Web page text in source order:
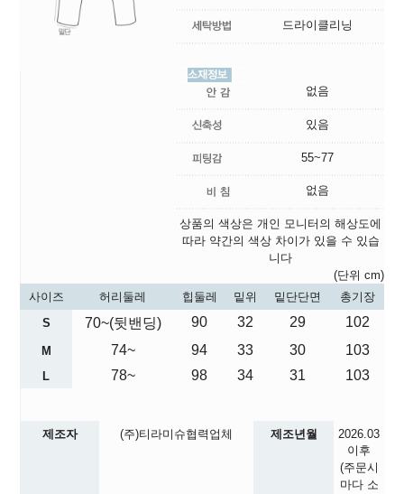
드라이클리닝
없음
있음
55~77
없음
상품의 색상은 개인 모니터의 해상도에
따라 약간의 색상 차이가 있을 수 있습
니다
(단위 cm)
사이즈
허리둘레 힙둘레 밑위 밑단단면
총기장
S
70~(뒷밴딩) 90 32 29 102
M 74~ 94 33 30 103
L 78~ 98 34 31 103
제조자 (주)티라미슈협력업체 제조년월
2026.03
이후
(주문시
마다 소